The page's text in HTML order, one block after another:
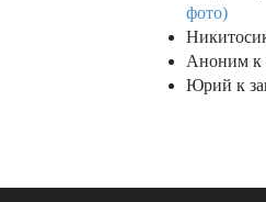
фото)
Аноним к
Юрий к